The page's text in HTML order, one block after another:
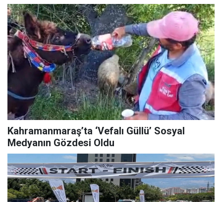
Kahramanmaraş’ta ‘Vefalı Güllü’ Sosyal
Medyanın Gözdesi Oldu